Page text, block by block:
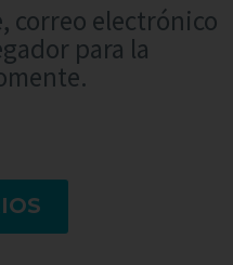
correo electrónico
para la